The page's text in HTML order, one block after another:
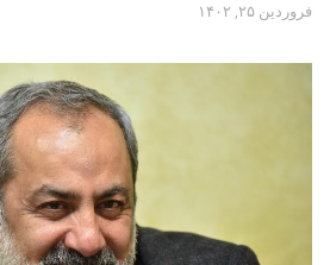
فروردین ۲۵, ۱۴۰۲